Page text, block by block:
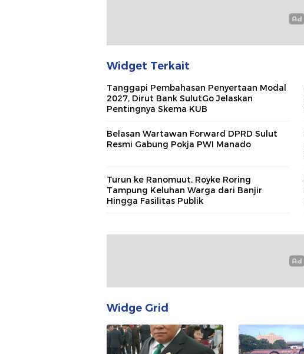
Widget Terkait
Tanggapi Pembahasan Penyertaan Modal
2027, Dirut Bank SulutGo Jelaskan
Pentingnya Skema KUB
Belasan Wartawan Forward DPRD Sulut
Resmi Gabung Pokja PWI Manado
Turun ke Ranomuut, Royke Roring
Tampung Keluhan Warga dari Banjir
Hingga Fasilitas Publik
Widge Grid